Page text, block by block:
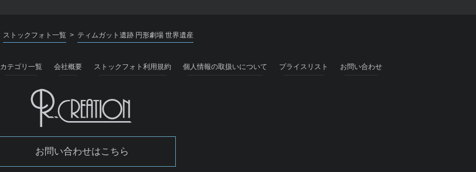
ストックフォト一覧 > ティムガット遺跡 円形劇場 世界遺産
カテゴリ一覧 会社概要 ストックフォト利用規約 個人情報の取扱いについて プライスリスト お問い合わせ
お問い合わせはこちら